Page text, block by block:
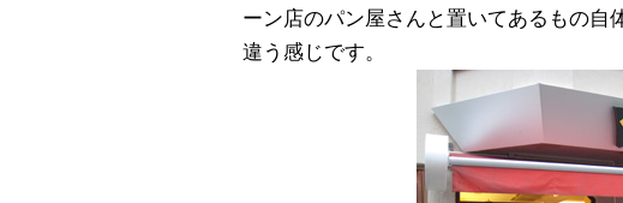
ーン店のパン屋さんと置いてあるもの自
違う感じです。